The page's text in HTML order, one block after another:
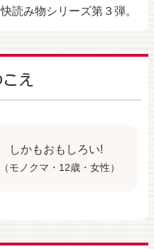
読み物シリーズ第３弾。
え
しかもおもしろい!
（モノクマ・12歳・女性）